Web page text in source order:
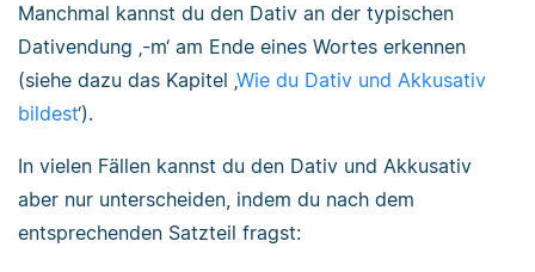
Manchmal kannst du den Dativ an der typischen
Dativendung ‚-m‘ am Ende eines Wortes erkennen
(siehe dazu das Kapitel ‚Wie du Dativ und Akkusativ
bildest‘).
In vielen Fällen kannst du den Dativ und Akkusativ
aber nur unterscheiden, indem du nach dem
entsprechenden Satzteil fragst: